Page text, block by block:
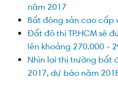
năm 2017
Bất động sản cao cấp
Đất đô thị TP.HCM sẽ
lên khoảng 270.000 -
Nhìn lại thị trường bất
2017, dự báo năm